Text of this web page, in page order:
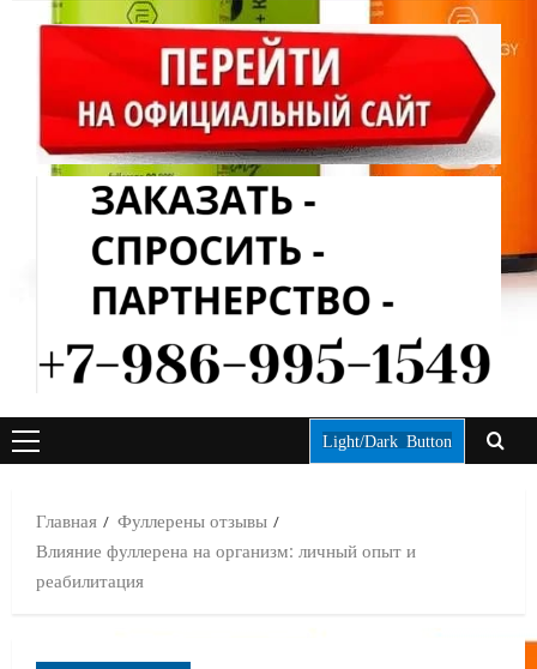
ОСНОВНОЕ
Light/Dark Button
Главная
Фуллерены отзывы
Влияние фуллерена на организм: личный опыт и
реабилитация